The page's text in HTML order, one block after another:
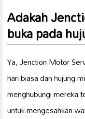
Adakah
buka pada
Ya, Jenction Motor
hari biasa dan hujung
menghubungi mereka
untuk mengesahkan